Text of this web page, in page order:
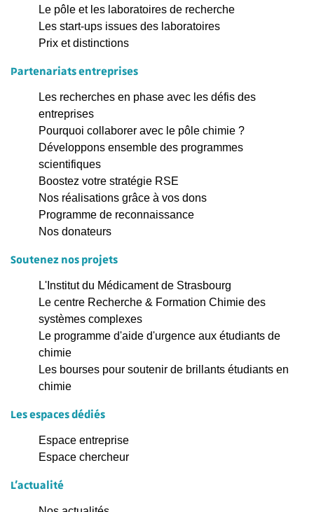
Le pôle et les laboratoires de recherche
Les start-ups issues des laboratoires
Prix et distinctions
Partenariats entreprises
Les recherches en phase avec les défis des
entreprises
Pourquoi collaborer avec le pôle chimie ?
Développons ensemble des programmes
scientifiques
Boostez votre stratégie RSE
Nos réalisations grâce à vos dons
Programme de reconnaissance
Nos donateurs
Soutenez nos projets
L'Institut du Médicament de Strasbourg
Le centre Recherche & Formation Chimie des
systèmes complexes
Le programme d'aide d'urgence aux étudiants de
chimie
Les bourses pour soutenir de brillants étudiants en
chimie
Les espaces dédiés
Espace entreprise
Espace chercheur
L'actualité